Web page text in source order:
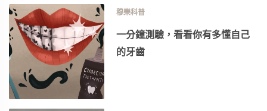
穆樂科普
一分鐘測驗，看看你有多懂自己
的牙齒